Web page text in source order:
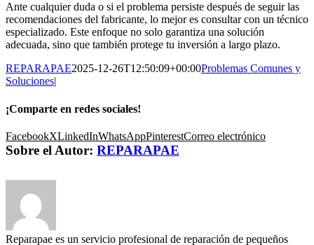
Ante cualquier duda o si el problema persiste después de seguir las
recomendaciones del fabricante, lo mejor es consultar con un técnico
especializado. Este enfoque no solo garantiza una solución
adecuada, sino que también protege tu inversión a largo plazo.
REPARAPAE2025-12-26T12:50:09+00:00Problemas Comunes y
Soluciones|
¡Comparte en redes sociales!
FacebookXLinkedInWhatsAppPinterestCorreo electrónico
Sobre el Autor: REPARAPAE
Reparapae es un servicio profesional de reparación de pequeños